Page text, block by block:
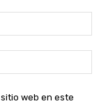
web en este